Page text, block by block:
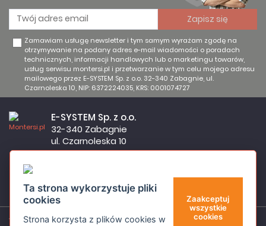
Zamawiam usługę newsletter i tym samym wyrażam zgodę na
otrzymywanie na podany adres e-mail wiadomości o poradach
technicznych, informacji handlowych lub o marketingu towarów,
usług serwisu montersi.pl i przetwarzanie w tym celu mojego adresu
mailowego przez E-SYSTEM Sp. z o.o. 32-340 Zabagnie, ul.
Czarnoleska 10, NIP: 6372224035, KRS: 0001074727
Firma czynna od poniedziałku do piątku w godzinach 8:00 –
E-SYSTEM Sp. z o.o.
32-340 Zabagnie
ul. Czarnoleska 10
sklep@montersi.pl
Wsparcie
Ta strona wykorzystuje pliki
cookies
Strona korzysta z plików cookies w
Zaakceptuj
wszystkie
cookies